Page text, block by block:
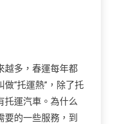
越多，春運每年都
“托運熱”，除了托
托運汽車。為什么
的一些服務，到